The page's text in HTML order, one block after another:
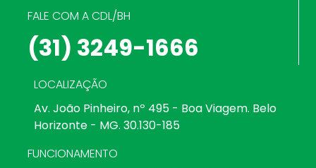
FALE COM A CDL/BH
(31) 3249-1666
LOCALIZAÇÃO
Av. João Pinheiro, nº 495 - Boa Viagem. Belo
Horizonte - MG. 30.130-185
FUNCIONAMENTO